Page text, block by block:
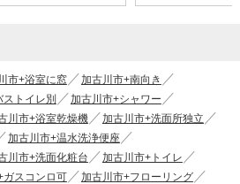
市+浴室に窓
加古川市+南向き
トイレ別
加古川市+シャワー
川市+浴室乾燥機
加古川市+洗面所独立
加古川市+温水洗浄便座
川市+洗面化粧台
加古川市+トイレ
ガスコンロ可
加古川市+フローリング